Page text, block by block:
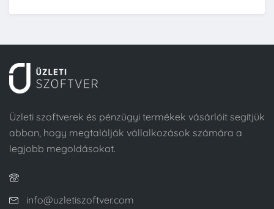
Üzleti szoftverek és pénzügyi termékek vásárlóit segítjük
abban, hogy megtalálják vállalkozások számára a
legjobb megoldásokat.
info@uzletiszoftver.com